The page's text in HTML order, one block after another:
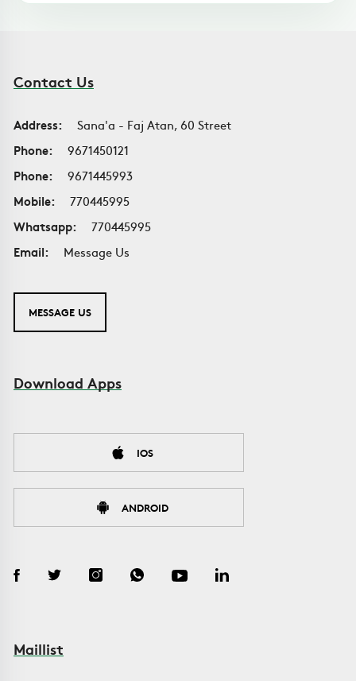
Contact Us
Address:
Sana'a - Faj Atan, 60 Street
Phone:
9671450121
Phone:
9671445993
Mobile:
770445995
Whatsapp:
770445995
Email:
Message Us
MESSAGE US
Download Apps
IOS
ANDROID
Maillist